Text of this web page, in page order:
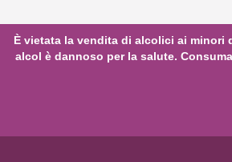
È vietata la vendita di alcolici ai minori
alcol è dannoso per la salute.